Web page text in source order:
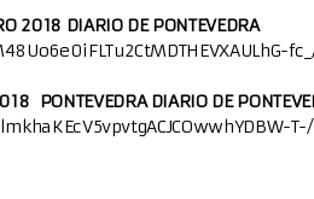
2018 DIARIO DE PONTEVEDRA
PONTEVEDRA DIARIO DE